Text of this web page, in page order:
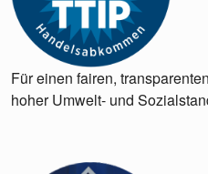
Für einen fairen,
hoher Umwelt- und